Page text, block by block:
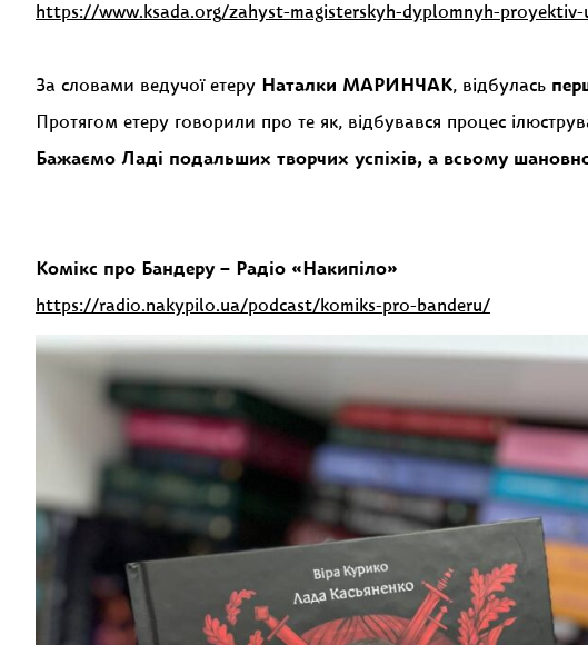
https://www.ksada.org/zahyst-magisterskyh-dyplomnyh-
За словами ведучої етеру Наталки МАРИНЧАК, відбулась
Протягом етеру говорили про те як, відбувався процес
Бажаємо Ладі подальших творчих успіхів, а всьому
Комікс про Бандеру – Радіо «Накипіло»
https://radio.nakypilo.ua/podcast/komiks-pro-banderu/